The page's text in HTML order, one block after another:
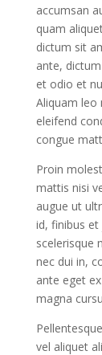
accumsan
quam
dictum sit
ante,
et odio et
Aliquam leo
eleifend
congue
Proin
mattis nisi
augue ut
id, finibus
scelerisque
nec dui in,
ante eget
magna
vel aliquet